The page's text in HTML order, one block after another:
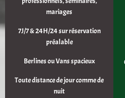
mariages
7J/7 & 24H/24 sur réservation
préalable
Berlines ou Vans spacieux
Toute distance de jour comme de
nuit